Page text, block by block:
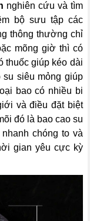
nghiên cứu và tìm
bộ sưu tập các
thông thường chỉ
mõng giờ thì có
thuốc giúp kéo dài
siêu mỏng giúp
bao có nhiều bi
và điều đặt biệt
đó là bao cao su
chóng to và
gian yêu cực kỳ